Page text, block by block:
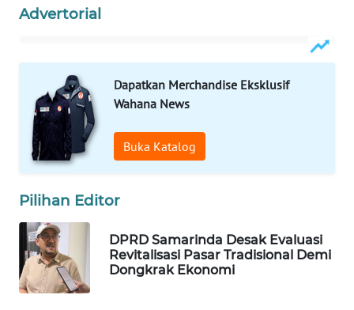
Advertorial
Dapatkan Merchandise Eksklusif
Wahana News
Buka Katalog
Pilihan Editor
DPRD Samarinda Desak Evaluasi
Revitalisasi Pasar Tradisional Demi
Dongkrak Ekonomi
SPORT
UMKM
WAHANA
SELEB
WAHANA
WAHANA
OTOMOTIF
WAHANA